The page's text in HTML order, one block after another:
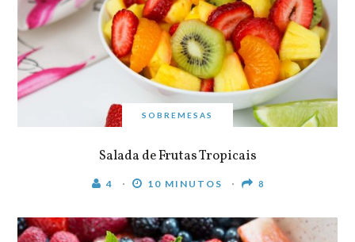
SOBREMESAS
Salada de Frutas Tropicais
4 10 MINUTOS 8